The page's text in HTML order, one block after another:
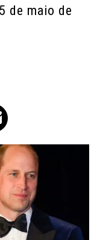
de maio de